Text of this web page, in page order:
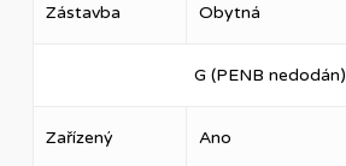
Zástavba Obytná
G (PENB nedodán)
Zařízený Ano